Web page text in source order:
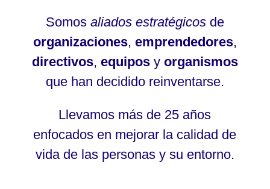
Somos aliados estratégicosde
organizaciones, emprendedores,
directivos, equiposy organismos
que han decidido reinventarse.
Llevamos más de 25 años
enfocados en mejorar la calidad de
vida de las personas y su entorno.